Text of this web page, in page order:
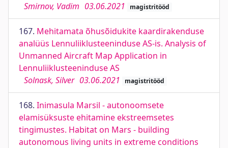
Smirnov, Vadim 03.06.2021 magistritööd
167. Mehitamata õhusõidukite kaardirakenduse
analüüs Lennuliiklusteeninduse AS-is. Analysis of
Unmanned Aircraft Map Application in
Lennuliiklusteeninduse AS
Solnask, Silver 03.06.2021 magistritööd
168. Inimasula Marsil - autonoomsete
elamisüksuste ehitamine ekstreemsetes
tingimustes. Habitat on Mars - building
autonomous living units in extreme conditions